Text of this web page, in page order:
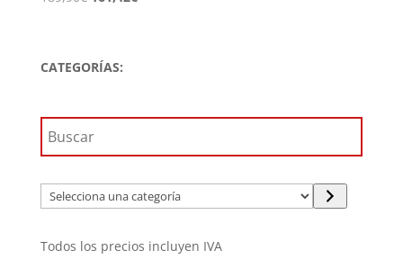
era:
CATEGORÍAS:
Selecciona
una
Todos los precios incluyen IVA